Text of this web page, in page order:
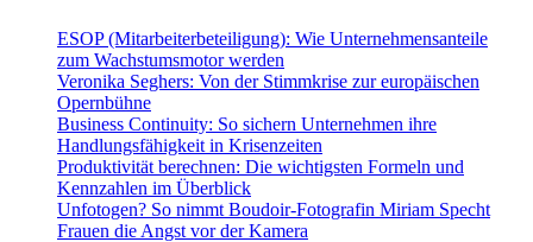
ESOP (Mitarbeiterbeteiligung): Wie Unternehmensanteile
zum Wachstumsmotor werden
Veronika Seghers: Von der Stimmkrise zur europäischen
Opernbühne
Business Continuity: So sichern Unternehmen ihre
Handlungsfähigkeit in Krisenzeiten
Produktivität berechnen: Die wichtigsten Formeln und
Kennzahlen im Überblick
Unfotogen? So nimmt Boudoir-Fotografin Miriam Specht
Frauen die Angst vor der Kamera